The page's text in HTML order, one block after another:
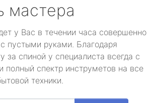
мастера
у Вас в течении часа совершенно
пустыми руками. Благодаря
за спиной у специалиста всегда с
полный спектр инструметов на все
техники.